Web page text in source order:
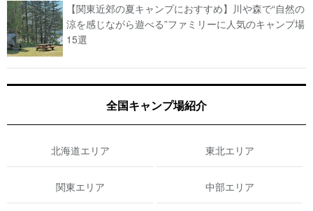
【関東近郊の夏キャンプにおすすめ】川や森で“自然の
涼を感じながら遊べる”ファミリーに人気のキャンプ場
15選
全国キャンプ場紹介
北海道エリア 東北エリア
関東エリア 中部エリア